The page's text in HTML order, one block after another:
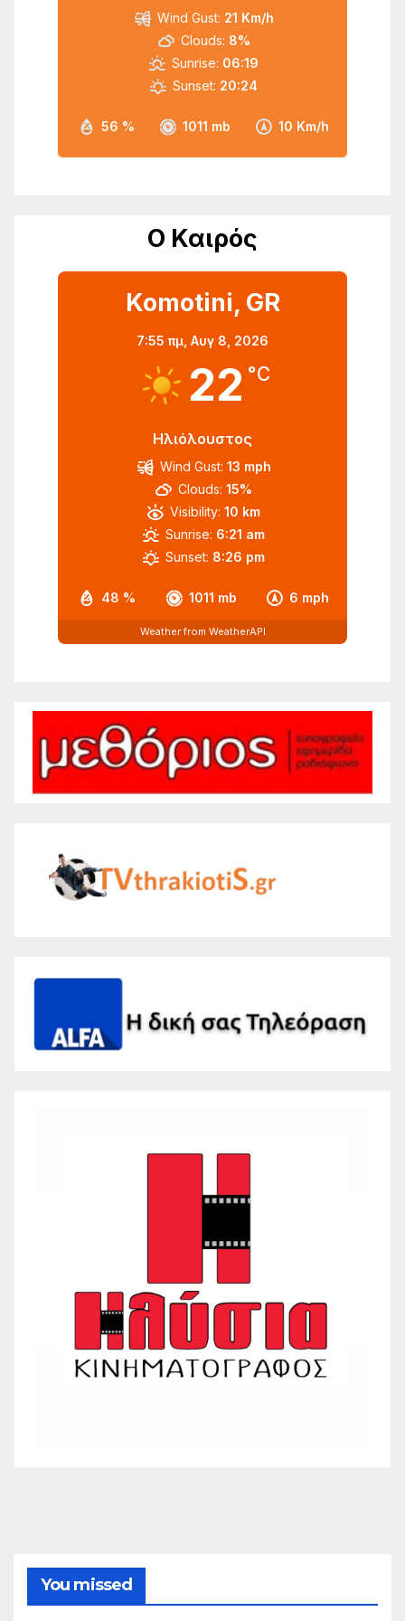
56 % 1011 mb 10 Km/h
Wind Gust: 21 Km/h
Clouds: 8%
Sunrise: 06:19
Sunset: 20:24
Ο Καιρός
Komotini, GR
7:55 πμ, Αυγ 8, 2026
22 °C
Ηλιόλουστος
48 % 1011 mb 6 mph
Wind Gust: 13 mph
Clouds: 15%
Visibility: 10 km
Sunrise: 6:21 am
Sunset: 8:26 pm
Weather from WeatherAPI
You missed